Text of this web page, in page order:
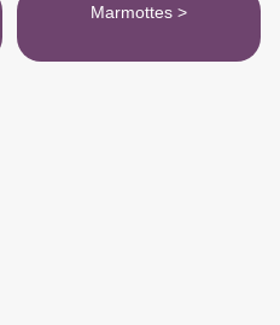
Marmottes >